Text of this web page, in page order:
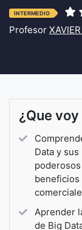
INTERMEDIO
Profesor
¿Que
Data y sus
poderosos
beneficios
Aprender
de Big